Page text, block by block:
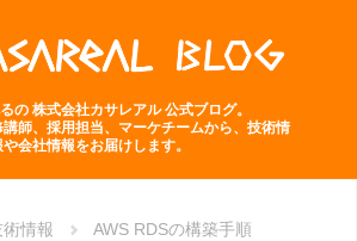
の 株式会社カサレアル 公式ブログ。
師、採用担当、マーケチームから、技術情
や会社情報をお届けします。
情報 AWS RDSの構築手順